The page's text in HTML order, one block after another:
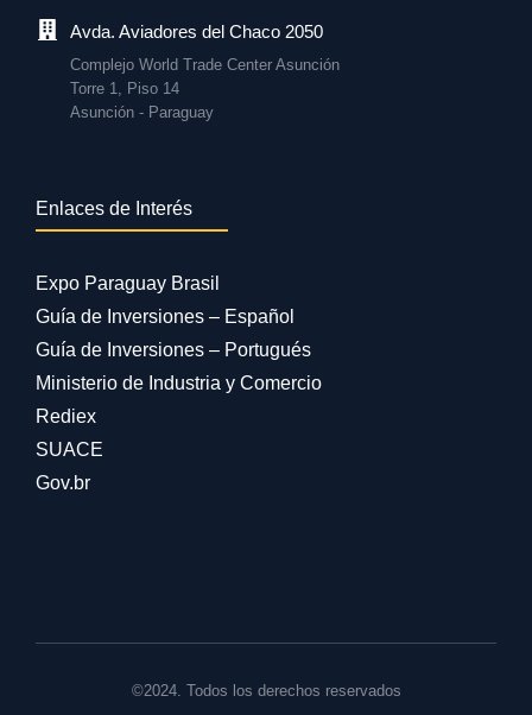
Avda. Aviadores del Chaco 2050
Complejo World Trade Center Asunción
Torre 1, Piso 14
Asunción - Paraguay
Enlaces de Interés
Expo Paraguay Brasil
Guía de Inversiones – Español
Guía de Inversiones – Portugués
Ministerio de Industria y Comercio
Rediex
SUACE
Gov.br
©2024. Todos los derechos reservados